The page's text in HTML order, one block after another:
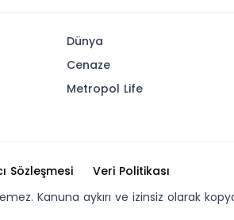
Dünya
Cenaze
Metropol Life
Sözleşmesi
Veri Politikası
Kanuna aykırı ve izinsiz olarak